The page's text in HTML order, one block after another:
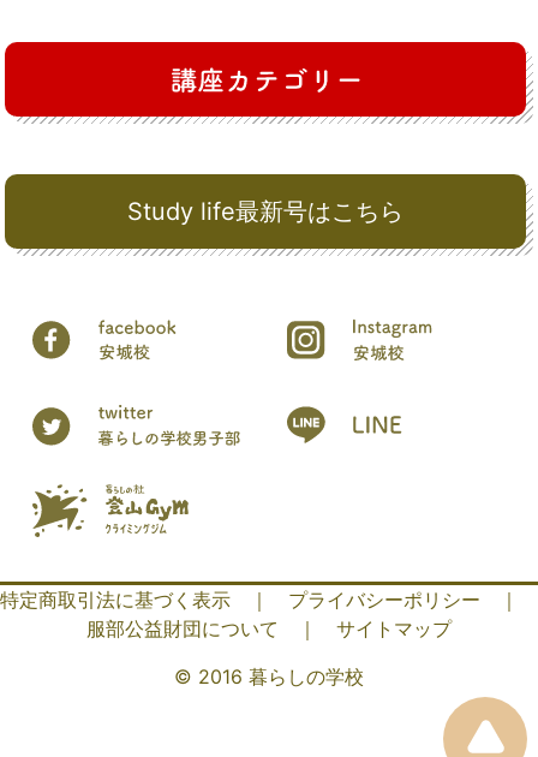
Study life最新号はこちら
特定商取引法に基づく表示 ｜ プライバシーポリシー
｜
服部公益財団について
｜
サイトマップ
© 2016 暮らしの学校